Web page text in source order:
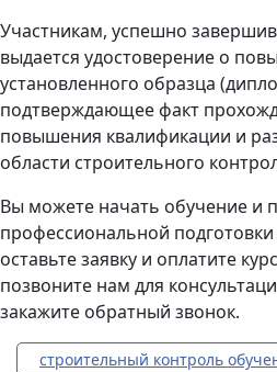
Участникам, успешно
выдается удостоверение о
установленного образца
подтверждающеефакт
повышения квалификации и
области строительного
Вы можете начать обучение и
профессиональной подготовки
оставьте заявку и оплатите
позвоните нам для
закажите обратный звонок.
строительный контроль